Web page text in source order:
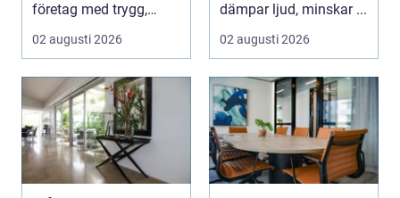
företag med trygg,
säker och e...
02 augusti 2026
dämpar ljud, minskar ...
02 augusti 2026